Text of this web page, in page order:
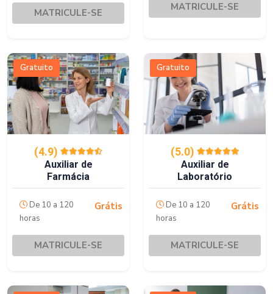
MATRICULE-SE MATRICULE-SE
Gratuito
(4.9)
Auxiliar de
Farmácia
De 10 a 120
horas
Grátis
MATRICULE-SE
Gratuito
(5.0)
Auxiliar de
Laboratório
De 10 a 120
horas
Grátis
MATRICULE-SE